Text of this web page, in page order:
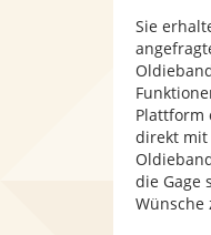
Sie
Plattform
direkt mit
die Gage
Wünsche